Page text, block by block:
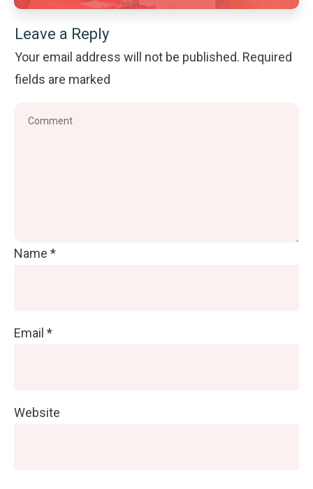
Leave a Reply
Your email address will not be published. Required
fields are marked
Name *
Email *
Website